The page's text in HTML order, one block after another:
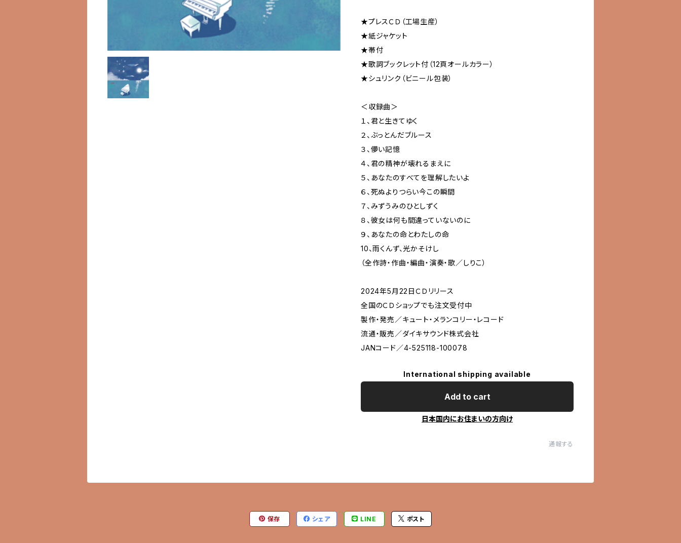
★プレスＣＤ（工場生産）
★紙ジャケット
★帯付
★歌詞ブックレット付（12頁オールカラー）
★シュリンク（ビニール包装）
＜収録曲＞
１、君と生きてゆく
２、ぶっとんだブルース
３、儚い記憶
４、君の精神が壊れるまえに
５、あなたのすべてを理解したいよ
６、死ぬよりつらい今この瞬間
７、みずうみのひとしずく
８、彼女は何も間違っていないのに
９、あなたの命とわたしの命
10、雨くんず、光かそけし
（全作詩・作曲・編曲・演奏・歌／しりこ）
2024年5月22日ＣＤリリース
全国のＣＤショップでも注文受付中
製作・発売／キュート・メランコリー・レコード
流通・販売／ダイキサウンド株式会社
JANコード／4-525118-100078
International shipping available
Add to cart
日本国内にお住まいの方向け
通報する
保存 シェア LINE ポスト